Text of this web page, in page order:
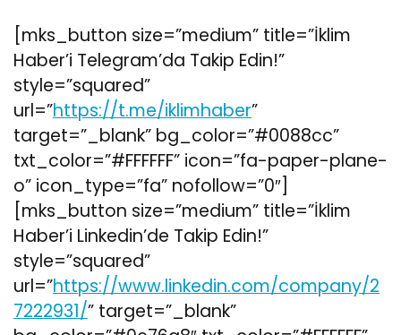
[mks_button size=”medium” title=”İklim
Haber’i Telegram’da Takip Edin!”
style=”squared”
url=”https://t.me/iklimhaber”
target=”_blank” bg_color=”#0088cc”
txt_color=”#FFFFFF” icon=”fa-paper-plane-
o” icon_type=”fa” nofollow=”0″]
[mks_button size=”medium” title=”İklim
Haber’i Linkedin’de Takip Edin!”
style=”squared”
url=”https://www.linkedin.com/company/2
7222931/” target=”_blank”